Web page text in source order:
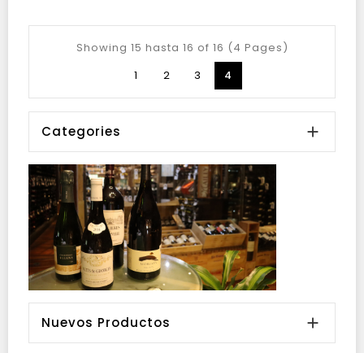
Showing 15 hasta 16 of 16 (4 Pages)
1
2 3 4
Categories 
Nuevos Productos 